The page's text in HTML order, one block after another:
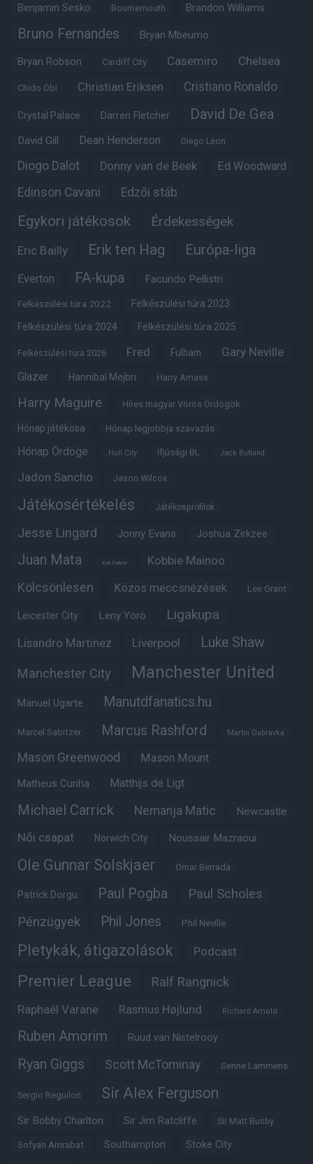
Benjamin Sesko Bournemouth Brandon Williams
Bruno Fernandes Bryan Mbeumo
Bryan Robson Cardiff City Casemiro Chelsea
Chido Obi Christian Eriksen Cristiano Ronaldo
Crystal Palace Darren Fletcher David De Gea
David Gill Dean Henderson Diego Leon
Diogo Dalot Donny van de Beek Ed Woodward
Edinson Cavani Edzői stáb
Egykori játékosok Érdekességek
Eric Bailly Erik ten Hag Európa-liga
Everton FA-kupa Facundo Pellistri
Felkészülési túra 2022 Felkészülési túra 2023
Felkészülési túra 2024 Felkészülési túra 2025
Felkészülési túra 2026 Fred Fulham Gary Neville
Glazer Hannibal Mejbri Harry Amass
Harry Maguire Híres magyar Vörös Ördögök
Hónap játékosa Hónap legjobbja szavazás
Hónap Ördöge Hull City Ifjúsági BL Jack Butland
Jadon Sancho Jason Wilcox
Játékosértékelés Játékosprofilok
Jesse Lingard Jonny Evans Joshua Zirkzee
Juan Mata Karl Darlow Kobbie Mainoo
Kölcsönlesen Közös meccsnézések Lee Grant
Leicester City Leny Yoro Ligakupa
Lisandro Martinez Liverpool Luke Shaw
Manchester City Manchester United
Manuel Ugarte Manutdfanatics.hu
Marcel Sabitzer Marcus Rashford Martin Dubravka
Mason Greenwood Mason Mount
Matheus Cunha Matthijs de Ligt
Michael Carrick Nemanja Matic Newcastle
Női csapat Norwich City Noussair Mazraoui
Ole Gunnar Solskjaer Omar Berrada
Patrick Dorgu Paul Pogba Paul Scholes
Pénzügyek Phil Jones Phil Neville
Pletykák, átigazolások Podcast
Premier League Ralf Rangnick
Raphaël Varane Rasmus Højlund Richard Arnold
Ruben Amorim Ruud van Nistelrooy
Ryan Giggs Scott McTominay Senne Lammens
Sergio Reguilon Sir Alex Ferguson
Sir Bobby Charlton Sir Jim Ratcliffe Sir Matt Busby
Sofyan Amrabat Southampton Stoke City